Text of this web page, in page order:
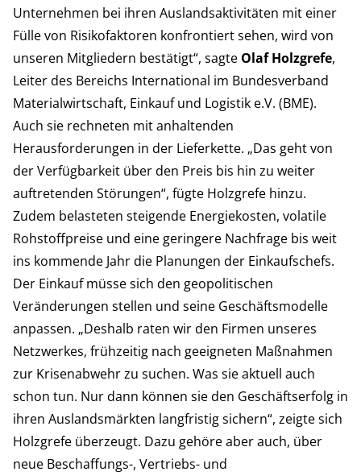
Unternehmen bei ihren Auslandsaktivitäten mit einer
Fülle von Risikofaktoren konfrontiert sehen, wird von
unseren Mitgliedern bestätigt“, sagte Olaf Holzgrefe,
Leiter des Bereichs International im Bundesverband
Materialwirtschaft, Einkauf und Logistik e.V. (BME).
Auch sie rechneten mit anhaltenden
Herausforderungen in der Lieferkette. „Das geht von
der Verfügbarkeit über den Preis bis hin zu weiter
auftretenden Störungen“, fügte Holzgrefe hinzu.
Zudem belasteten steigende Energiekosten, volatile
Rohstoffpreise und eine geringere Nachfrage bis weit
ins kommende Jahr die Planungen der Einkaufschefs.
Der Einkauf müsse sich den geopolitischen
Veränderungen stellen und seine Geschäftsmodelle
anpassen. „Deshalb raten wir den Firmen unseres
Netzwerkes, frühzeitig nach geeigneten Maßnahmen
zur Krisenabwehr zu suchen. Was sie aktuell auch
schon tun. Nur dann können sie den Geschäftserfolg in
ihren Auslandsmärkten langfristig sichern“, zeigte sich
Holzgrefe überzeugt. Dazu gehöre aber auch, über
neue Beschaffungs-, Vertriebs- und